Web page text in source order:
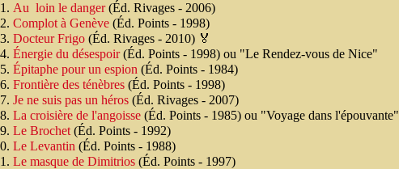
Au loin le danger(Éd. Rivages - 2006)
Complot à Genève (Éd. Points - 1998)
Docteur Frigo (Éd. Rivages - 2010) 🏅
Énergie du désespoir(Éd. Points - 1998) ou "Le Rendez-vous de Nice"
Épitaphe pour un espion (Éd. Points - 1984)
Frontière des ténèbres (Éd. Points - 1998)
Je ne suis pas un héros (Éd. Rivages - 2007)
La croisière de l'angoisse (Éd. Points - 1985) ou "Voyage dans l'épouvante"
Le Brochet (Éd. Points - 1992)
Le Levantin (Éd. Points - 1988)
Le masque de Dimitrios (Éd. Points - 1997)